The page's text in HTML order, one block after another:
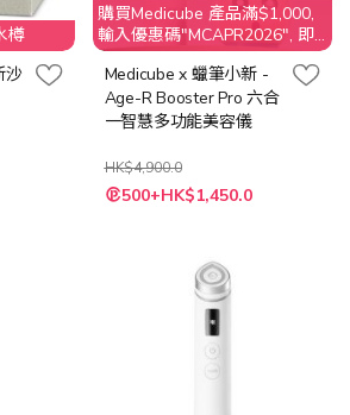
樽
沙
購買Medicube 產品滿$1,000,
輸入優惠碼"MCAPR2026", 即
享$50 折扣
Medicube x 蠟筆小新 -
Age-R Booster Pro 六合
一智慧多功能美容儀
HK$4,900.0
特
殊 500+HK$1,450.0